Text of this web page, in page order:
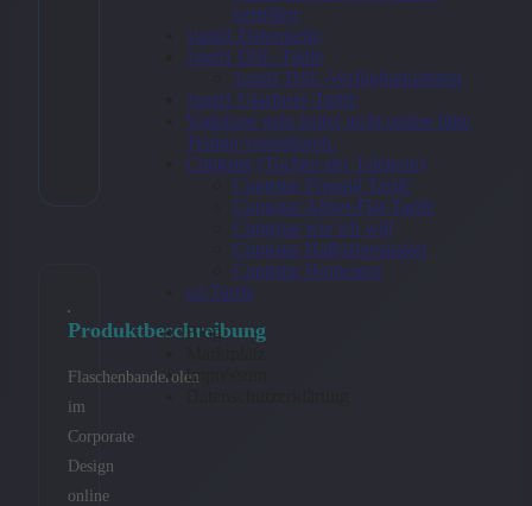
* Affiliate-Link
Kategorie:Flaschenanhänger >
Flaschenbanderole >
Flaschenbanderole 4/0-farbig,
einseitig bedruckt
Produktbeschreibung
Flaschenbanderolen
im
Corporate
Design
online
bestellen
1und1-Datentarife
1und1 DSL-Tarife
1und1 DSL-Verfügbarkeitstest
1und1 Glasfaser-Tarife
Vodafone geht leider nicht online bitte
Termin vereinbaren.
Congstar (Tochter der Telekom)
Congstar Prepaid Tarife
Congstar Allnet-Flat-Tarife
Congstar wie ich will
Congstar Halbjahrespaket
Congstar Homespot
o2-Tarife
Blog
Impressum